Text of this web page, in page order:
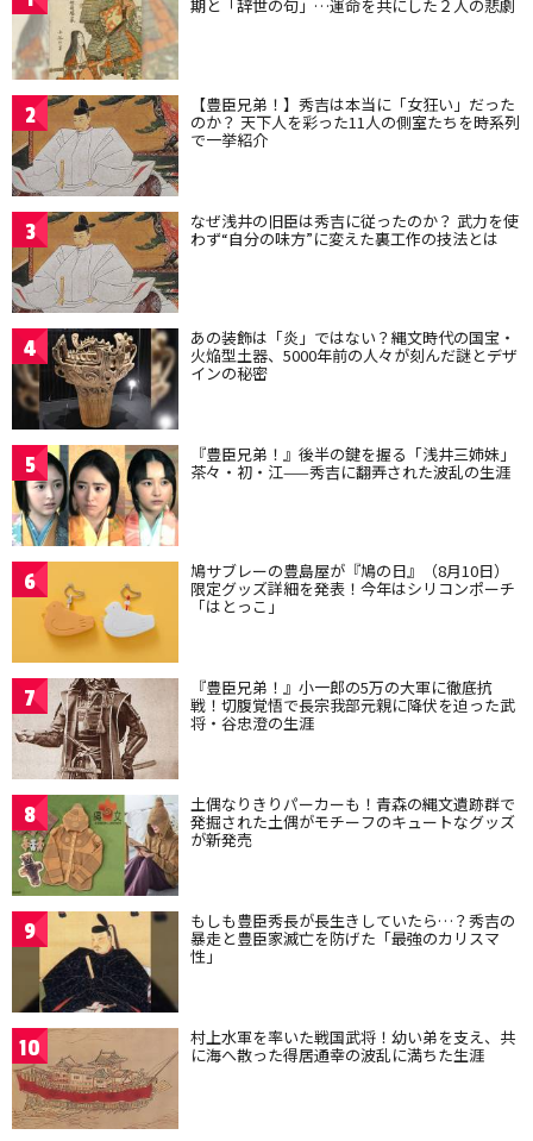
期と「辞世の句」…運命を共にした２人の悲劇
2 【豊臣兄弟！】秀吉は本当に「女狂い」だった
のか？ 天下人を彩った11人の側室たちを時系列
で一挙紹介
3 なぜ浅井の旧臣は秀吉に従ったのか？ 武力を使
わず“自分の味方”に変えた裏工作の技法とは
4 あの装飾は「炎」ではない？縄文時代の国宝・
火焔型土器、5000年前の人々が刻んだ謎とデザ
インの秘密
5 『豊臣兄弟！』後半の鍵を握る「浅井三姉妹」
茶々・初・江——秀吉に翻弄された波乱の生涯
6 鳩サブレーの豊島屋が『鳩の日』（8月10日）
限定グッズ詳細を発表！今年はシリコンポーチ
「はとっこ」
7 『豊臣兄弟！』小一郎の5万の大軍に徹底抗
戦！切腹覚悟で長宗我部元親に降伏を迫った武
将・谷忠澄の生涯
8 土偶なりきりパーカーも！青森の縄文遺跡群で
発掘された土偶がモチーフのキュートなグッズ
が新発売
9 もしも豊臣秀長が長生きしていたら…？秀吉の
暴走と豊臣家滅亡を防げた「最強のカリスマ
性」
10 村上水軍を率いた戦国武将！幼い弟を支え、共
に海へ散った得居通幸の波乱に満ちた生涯